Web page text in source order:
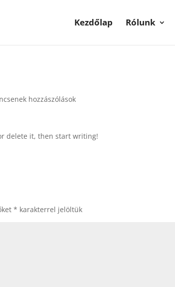
Kezdőlap Rólunk
hozzászólások
delete it, then start writing!
* karakterrel jelöltük